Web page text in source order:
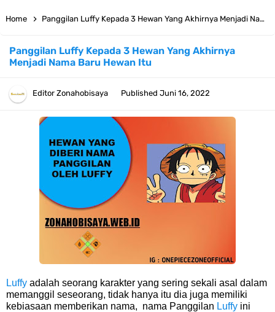
Arti Bendera Barbados, Negara Kepulauan Yang Terletak Di Kawasan
Karibia
Cara Daftar Danamon Mobile Banking, Mudah Banget Dan Lengkap
Caranya Disini
7 Fakta Elbaph One Piece, Menjadi Tempat Yang Sangat Ingin
7 Fakta Ivankov One Piece, Orang Yang Mampu Menipu Sensor
7 Klub Pertama Yang Menjuarai Liga Champions, Apa Klub Jagoan
Home Panggilan Luffy Kepada 3 Hewan Yang Akhirnya Menjadi Nama Baru Hewan Itu
Panggilan Luffy Kepada 3 Hewan Yang Akhirnya
Menjadi Nama Baru Hewan Itu
Editor Zonahobisaya Published Juni 16, 2022
Luffy adalah seorang karakter yang sering sekali asal dalam
memanggil seseorang, tidak hanya itu dia juga memiliki
kebiasaan memberikan nama, nama Panggilan Luffy ini